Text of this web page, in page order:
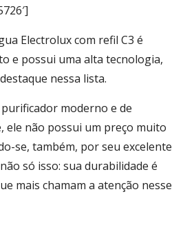
Electrolux com refil C3 é
e possui uma alta tecnologia,
nessa lista.
moderno e de
ele não possui um preço muito
se, também, por seu excelente
só isso: sua durabilidade é
mais chamam a atenção nesse